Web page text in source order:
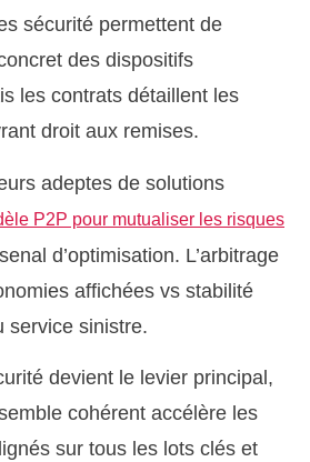
sécurité permettent de
des dispositifs
les contrats détaillent les
droit aux remises.
adeptes de solutions
P2P pour mutualiser les risques
d’optimisation. L’arbitrage
affichées vs stabilité
service sinistre.
devient le levier principal,
cohérent accélère les
sur tous les lots clés et